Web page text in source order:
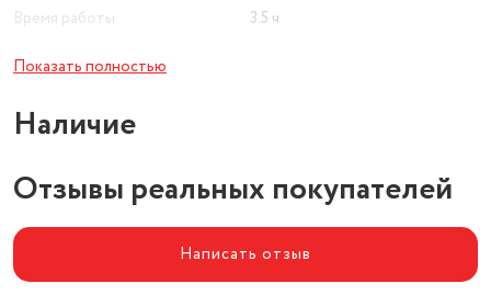
Время работы
3.5 ч
Тип устройства
Тип беспроводного
Система активного
Показать полностью
Наличие
Отзывы реальных покупателей
Написать отзыв